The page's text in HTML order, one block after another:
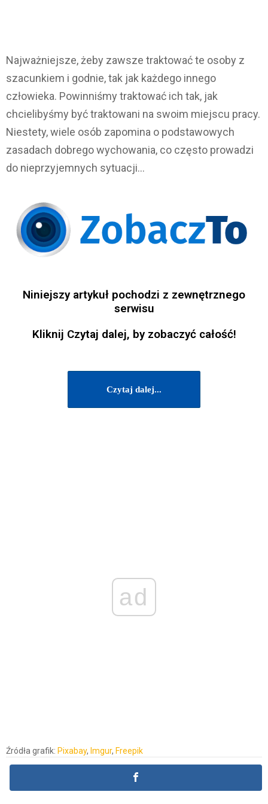
Najważniejsze, żeby zawsze traktować te osoby z
szacunkiem i godnie, tak jak każdego innego
człowieka. Powinniśmy traktować ich tak, jak
chcielibyśmy być traktowani na swoim miejscu pracy.
Niestety, wiele osób zapomina o podstawowych
zasadach dobrego wychowania, co często prowadzi
do nieprzyjemnych sytuacji…
Niniejszy artykuł pochodzi z zewnętrznego
serwisu
Kliknij Czytaj dalej, by zobaczyć całość!
Czytaj dalej...
ad
Źródła grafik: Pixabay, Imgur, Freepik